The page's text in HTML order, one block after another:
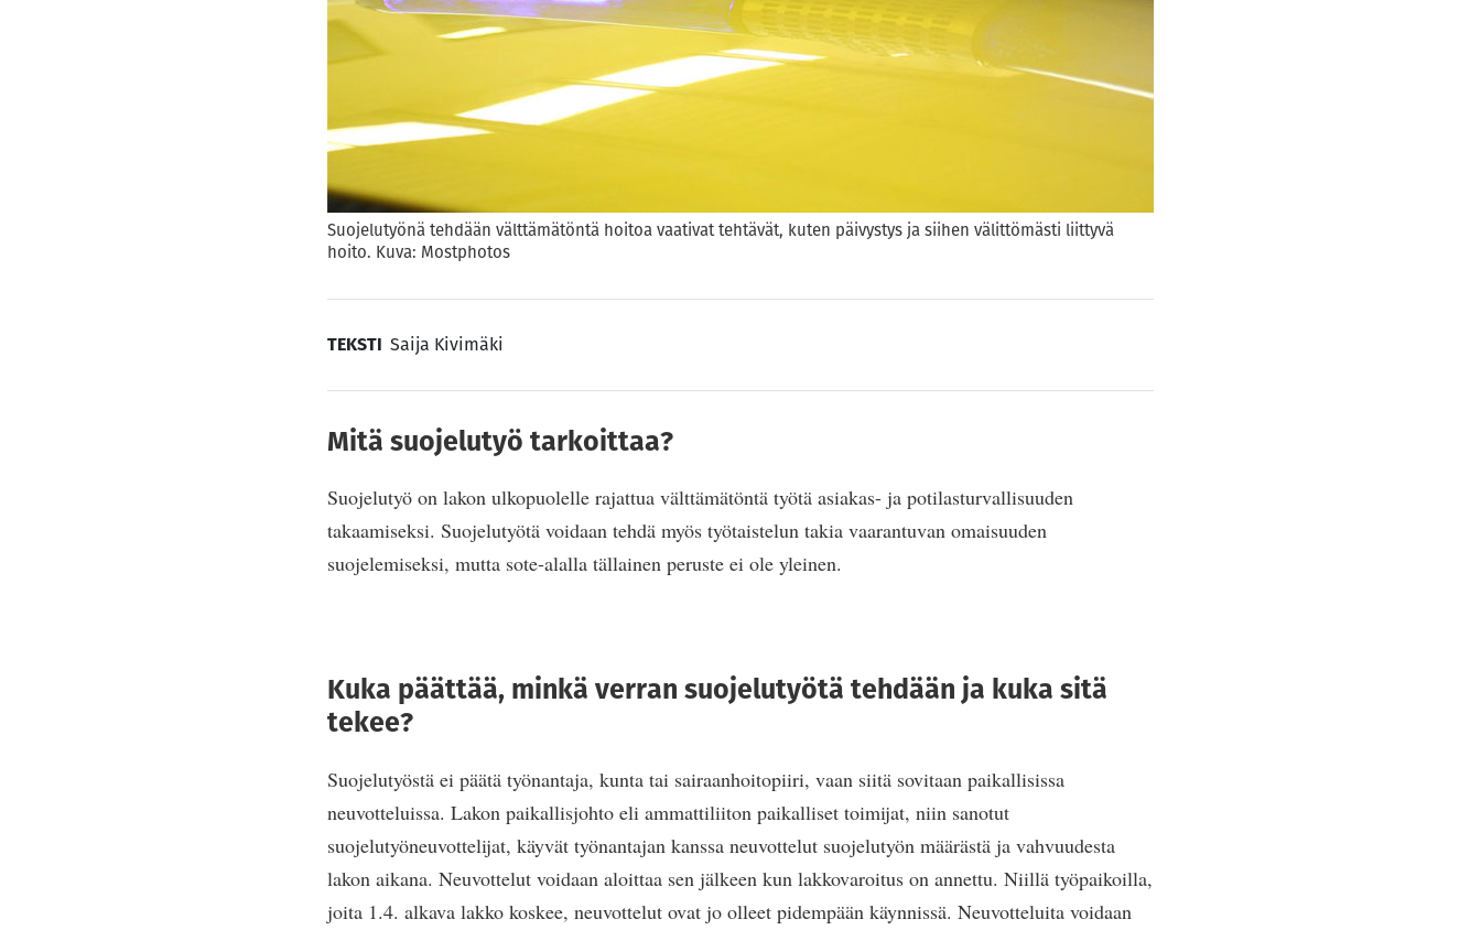
Suojelutyönä tehdään välttämätöntä hoitoa vaativat tehtävät, kuten päivystys ja siihen välittömästi liittyvä
hoito. Kuva: Mostphotos
TEKSTI Saija Kivimäki
Mitä suojelutyö tarkoittaa?
Suojelutyö on lakon ulkopuolelle rajattua välttämätöntä työtä asiakas- ja potilasturvallisuuden
takaamiseksi. Suojelutyötä voidaan tehdä myös työtaistelun takia vaarantuvan omaisuuden
suojelemiseksi, mutta sote-alalla tällainen peruste ei ole yleinen.
Kuka päättää, minkä verran suojelutyötä tehdään ja kuka sitä
tekee?
Suojelutyöstä ei päätä työnantaja, kunta tai sairaanhoitopiiri, vaan siitä sovitaan paikallisissa
neuvotteluissa. Lakon paikallisjohto eli ammattiliiton paikalliset toimijat, niin sanotut
suojelutyöneuvottelijat, käyvät työnantajan kanssa neuvottelut suojelutyön määrästä ja vahvuudesta
lakon aikana. Neuvottelut voidaan aloittaa sen jälkeen kun lakkovaroitus on annettu. Niillä työpaikoilla,
joita 1.4. alkava lakko koskee, neuvottelut ovat jo olleet pidempään käynnissä. Neuvotteluita voidaan